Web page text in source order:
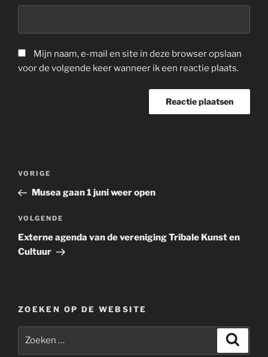
Mijn naam, e-mail en site in deze browser opslaan
voor de volgende keer wanneer ik een reactie plaats.
Berichtnavigatie
Vorig
bericht
VORIGE
Musea gaan 1 juni weer open
Volgend
bericht
VOLGENDE
Externe agenda van de vereniging Tribale Kunst en
Cultuur
ZOEKEN OP DE WEBSITE